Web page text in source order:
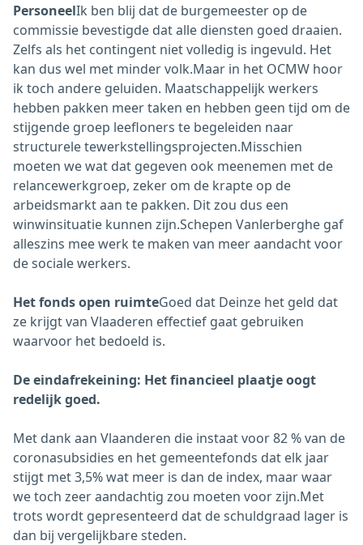
PersoneelIk ben blij dat de burgemeester op de
commissie bevestigde dat alle diensten goed draaien.
Zelfs als het contingent niet volledig is ingevuld. Het
kan dus wel met minder volk.Maar in het OCMW hoor
ik toch andere geluiden. Maatschappelijk werkers
hebben pakken meer taken en hebben geen tijd om de
stijgende groep leefloners te begeleiden naar
structurele tewerkstellingsprojecten.Misschien
moeten we wat dat gegeven ook meenemen met de
relancewerkgroep, zeker om de krapte op de
arbeidsmarkt aan te pakken. Dit zou dus een
winwinsituatie kunnen zijn.Schepen Vanlerberghe gaf
alleszins mee werk te maken van meer aandacht voor
de sociale werkers.
Het fonds open ruimteGoed dat Deinze het geld dat
ze krijgt van Vlaaderen effectief gaat gebruiken
waarvoor het bedoeld is.
De eindafrekeining: Het financieel plaatje oogt
redelijk goed.
Met dank aan Vlaanderen die instaat voor 82 % van de
coronasubsidies en het gemeentefonds dat elk jaar
stijgt met 3,5% wat meer is dan de index, maar waar
we toch zeer aandachtig zou moeten voor zijn.Met
trots wordt gepresenteerd dat de schuldgraad lager is
dan bij vergelijkbare steden.